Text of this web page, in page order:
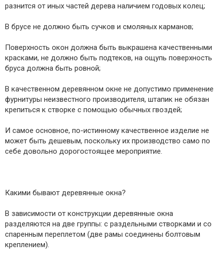
разнится от иных частей дерева наличием годовых колец;
В брусе не должно быть сучков и смоляных карманов;
Поверхность окон должна быть выкрашена качественными
красками, не должно быть подтеков, на ощупь поверхность
бруса должна быть ровной;
В качественном деревянном окне не допустимо применение
фурнитуры неизвестного производителя, штапик не обязан
крепиться к створке с помощью обычных гвоздей;
И самое основное, по-истинному качественное изделие не
может быть дешевым, поскольку их производство само по
себе довольно дорогостоящее мероприятие.
Какими бывают деревянные окна?
В зависимости от конструкции деревянные окна
разделяются на две группы: с раздельными створками и со
спаренным переплетом (две рамы соединены болтовым
креплением).